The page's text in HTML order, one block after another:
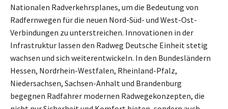
Nationalen Radverkehrsplanes, um die Bedeutung von
Radfernwegen für die neuen Nord-Süd- und West-Ost-
Verbindungen zu unterstreichen. Innovationen in der
Infrastruktur lassen den Radweg Deutsche Einheit stetig
wachsen und sich weiterentwickeln. In den Bundesländern
Hessen, Nordrhein-Westfalen, Rheinland-Pfalz,
Niedersachsen, Sachsen-Anhalt und Brandenburg
begegnen Radfahrer modernen Radwegekonzepten, die